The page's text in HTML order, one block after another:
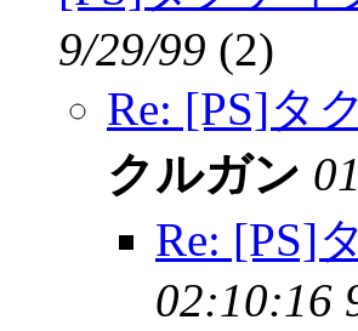
9/29/99 (2)
Re: [PS]タ
クルガン
Re: [PS]
02:10:16